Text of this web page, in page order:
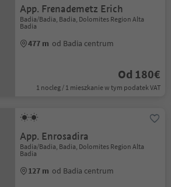
App. Frenademetz Erich
Badia/Badia, Badia, Dolomites Region Alta
Badia
477 m od Badia centrum
Od 180€
1 nocleg / 1 mieszkanie w tym podatek VAT
App. Enrosadira
Badia/Badia, Badia, Dolomites Region Alta
Badia
127 m od Badia centrum